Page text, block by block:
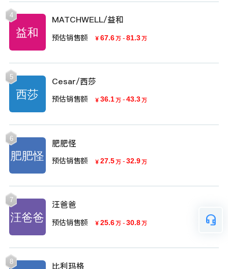
4 MATCHWELL/益和
预估销售额 ￥ 67.6万 - 81.3万
5 Cesar/西莎
预估销售额 ￥ 36.1万 - 43.3万
6 肥肥怪
预估销售额 ￥ 27.5万 - 32.9万
7 汪爸爸
预估销售额 ￥ 25.6万 - 30.8万
8 比利玛格